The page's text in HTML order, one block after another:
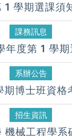
1 學期選課須
課務訊息
年度第 1 學期
理
系辦公告
期博士班資格
前提出申請
招生資訊
工程學系碩士班